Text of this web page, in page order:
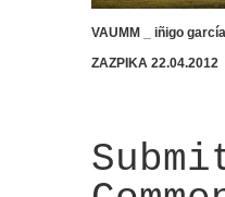
VAUMM _ iñigo
ZAZPIKA 22.04.2012